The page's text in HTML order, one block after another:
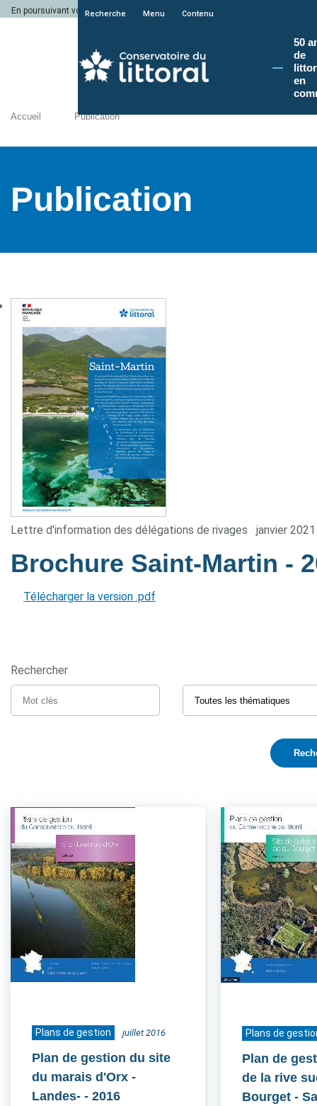
En poursuivant votre navigation sur le site du Conservatoire du littoral, vous
Recherche Menu Contenu
50
de
en
Accueil Publication
Publication
Lettre d'information des délégations de rivages janvier 2021
Brochure Saint-Martin -
Télécharger la version .pdf
Rechercher
Plans de gestion juillet 2016
Plan de gestion du site
du marais d'Orx -
Landes- - 2016
Plans de
Plan de
de la rive
Bourget -